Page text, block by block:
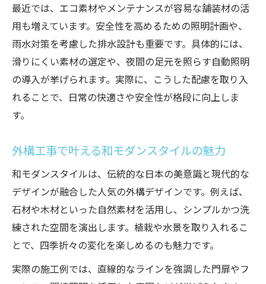
最近では、エコ素材やメンテナンスが容易な舗装材の活
用も増えています。安全性を高めるための照明計画や、
雨水対策を考慮した排水設計も重要です。具体的には、
滑りにくい素材の選定や、夜間の足元を照らす自動照明
の導入が挙げられます。実際に、こうした配慮を取り入
れることで、日常の快適さや安全性が格段に向上しま
す。
外構工事で叶える和モダンスタイルの魅力
和モダンスタイルは、伝統的な日本の美意識と現代的な
デザインが融合した人気の外構デザインです。例えば、
石材や木材といった自然素材を活用し、シンプルかつ洗
練された空間を演出します。植栽や水景を取り入れるこ
とで、四季折々の変化を楽しめるのも魅力です。
実際の施工例では、直線的なラインを強調した門扉やフ